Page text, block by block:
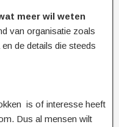
meer wil weten
van organisatie zoals
de details die steeds
is of interesse heeft
Dus al mensen wilt